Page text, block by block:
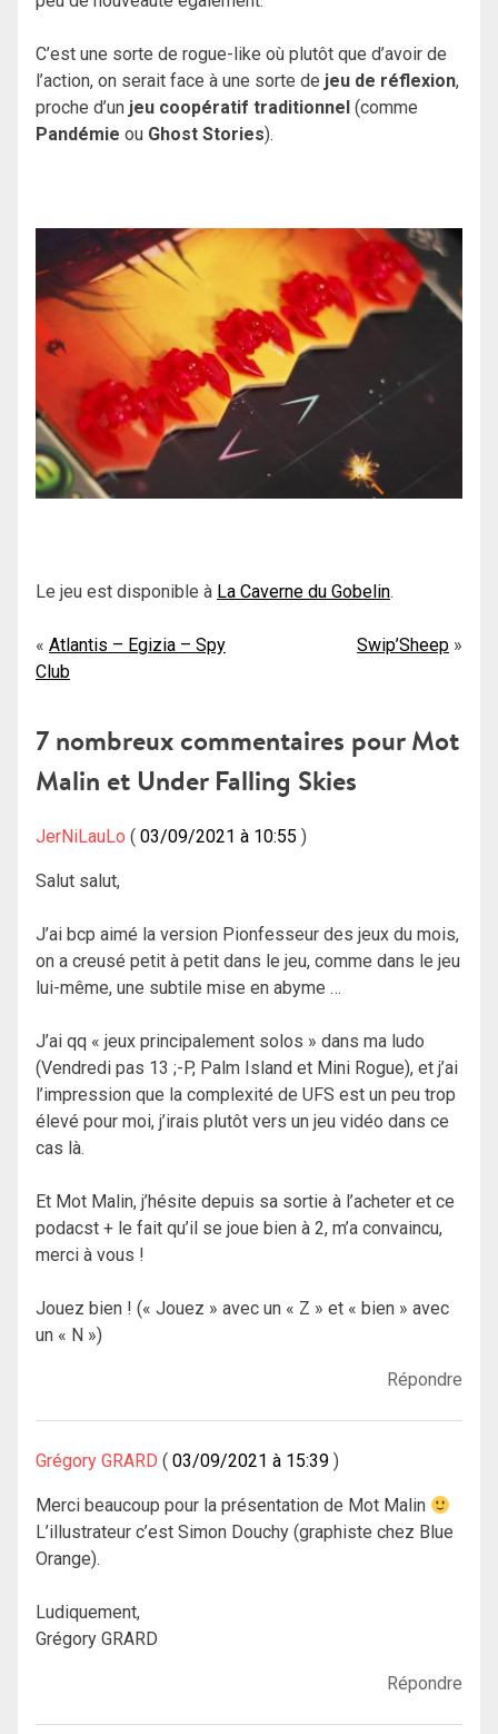
C’est une sorte de rogue-like où plutôt que d’avoir de
l’action, on serait face à une sorte de jeu de réflexion,
proche d’un jeu coopératif traditionnel (comme
Pandémie ou Ghost Stories).
Le jeu est disponible à La Caverne du Gobelin.
Navigation
de
l’article
Atlantis – Egizia – Spy
Club
Swip’Sheep
7 nombreux commentaires pourMot
Malin et Under Falling Skies
JerNiLauLo 03/09/2021 à 10:55
Salut salut,
J’ai bcp aimé la version Pionfesseur des jeux du mois,
on a creusé petit à petit dans le jeu, comme dans le jeu
lui-même, une subtile mise en abyme …
J’ai qq « jeux principalement solos » dans ma ludo
(Vendredi pas 13 ;-P, Palm Island et Mini Rogue), et j’ai
l’impression que la complexité de UFS est un peu trop
élevé pour moi, j’irais plutôt vers un jeu vidéo dans ce
cas là.
Et Mot Malin, j’hésite depuis sa sortie à l’acheter et ce
podacst + le fait qu’il se joue bien à 2, m’a convaincu,
merci à vous !
Jouez bien ! (« Jouez » avec un « Z » et « bien » avec
un « N »)
Répondre
Grégory GRARD 03/09/2021 à 15:39
Merci beaucoup pour la présentation de Mot Malin
L’illustrateur c’est Simon Douchy (graphiste chez Blue
Orange).
Ludiquement,
Grégory GRARD
Répondre